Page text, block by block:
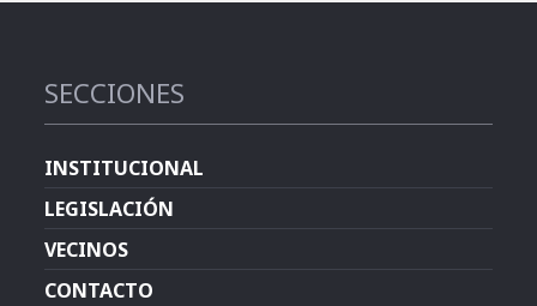
SECCIONES
INSTITUCIONAL
LEGISLACIÓN
VECINOS
CONTACTO